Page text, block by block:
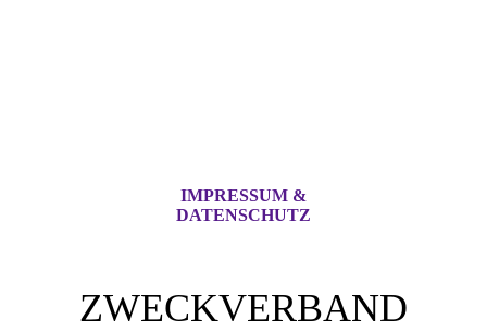
IMPRESSUM &
DATENSCHUTZ
ZWECKVERBAND